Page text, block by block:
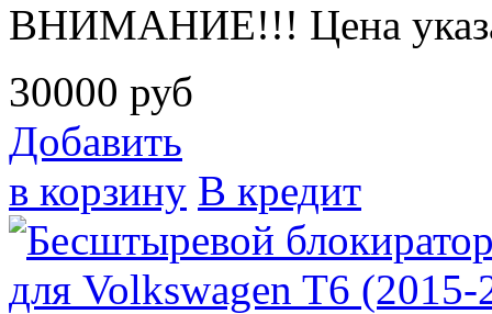
ВНИМАНИЕ!!! Цена
30000 руб
Добавить
в корзину В кредит